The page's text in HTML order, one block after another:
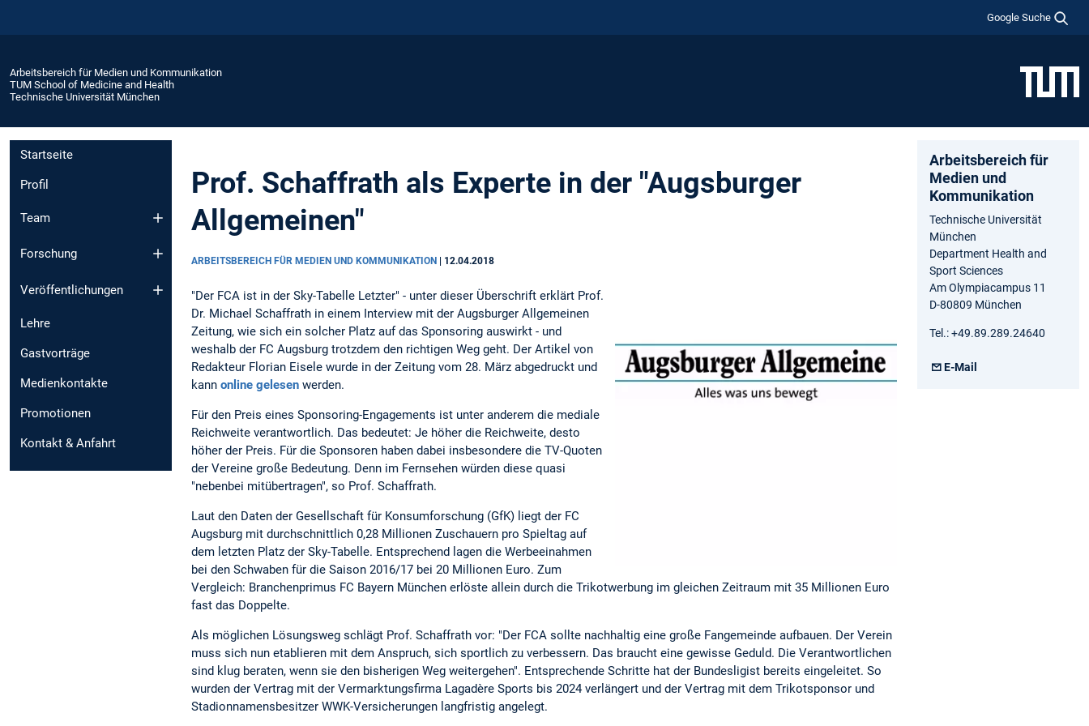
Google Suche
Arbeitsbereich für Medien und Kommunikation
TUM School of Medicine and Health
Technische Universität München
Startseite
Profil
Team
Forschung
Veröffentlichungen
Lehre
Gastvorträge
Medienkontakte
Promotionen
Kontakt & Anfahrt
Prof. Schaffrath als Experte in der "Augsburger
Allgemeinen"
ARBEITSBEREICH FÜR MEDIEN UND KOMMUNIKATION | 12.04.2018
"Der FCA ist in der Sky-Tabelle Letzter" - unter dieser Überschrift erklärt Prof.
Dr. Michael Schaffrath in einem Interview mit der Augsburger Allgemeinen
Zeitung, wie sich ein solcher Platz auf das Sponsoring auswirkt - und
weshalb der FC Augsburg trotzdem den richtigen Weg geht. Der Artikel von
Redakteur Florian Eisele wurde in der Zeitung vom 28. März abgedruckt und
kann online gelesen werden.
Für den Preis eines Sponsoring-Engagements ist unter anderem die mediale
Reichweite verantwortlich. Das bedeutet: Je höher die Reichweite, desto
höher der Preis. Für die Sponsoren haben dabei insbesondere die TV-Quoten
der Vereine große Bedeutung. Denn im Fernsehen würden diese quasi
"nebenbei mitübertragen", so Prof. Schaffrath.
Laut den Daten der Gesellschaft für Konsumforschung (GfK) liegt der FC
Augsburg mit durchschnittlich 0,28 Millionen Zuschauern pro Spieltag auf
dem letzten Platz der Sky-Tabelle. Entsprechend lagen die Werbeeinahmen
bei den Schwaben für die Saison 2016/17 bei 20 Millionen Euro. Zum
Vergleich: Branchenprimus FC Bayern München erlöste allein durch die Trikotwerbung im gleichen Zeitraum mit 35 Millionen Euro
fast das Doppelte.
Als möglichen Lösungsweg schlägt Prof. Schaffrath vor: "Der FCA sollte nachhaltig eine große Fangemeinde aufbauen. Der Verein
muss sich nun etablieren mit dem Anspruch, sich sportlich zu verbessern. Das braucht eine gewisse Geduld. Die Verantwortlichen
sind klug beraten, wenn sie den bisherigen Weg weitergehen". Entsprechende Schritte hat der Bundesligist bereits eingeleitet. So
wurden der Vertrag mit der Vermarktungsfirma Lagadère Sports bis 2024 verlängert und der Vertrag mit dem Trikotsponsor und
Stadionnamensbesitzer WWK-Versicherungen langfristig angelegt.
Arbeitsbereich für
Medien und
Kommunikation
Technische Universität
München
Department Health and
Sport Sciences
Am Olympiacampus 11
D-80809 München
Tel.: +49.89.289.24640
E-Mail